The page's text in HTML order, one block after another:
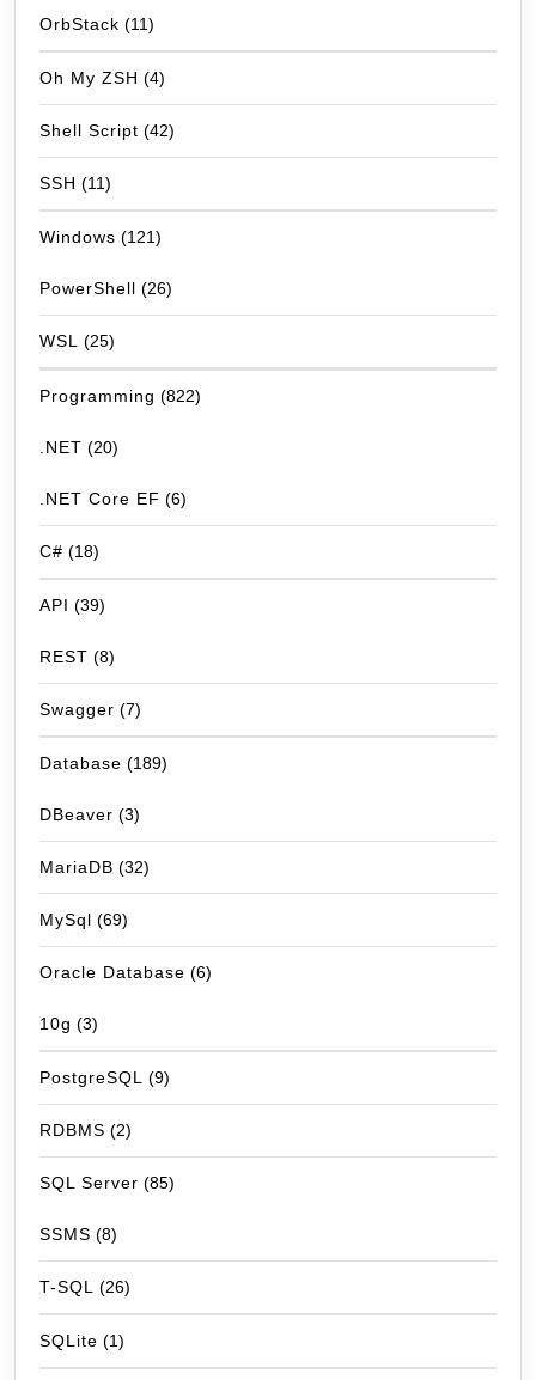
OrbStack (11)
Oh My ZSH (4)
Shell Script (42)
SSH (11)
Windows (121)
PowerShell (26)
WSL (25)
Programming (822)
.NET (20)
.NET Core EF (6)
C# (18)
API (39)
REST (8)
Swagger (7)
Database (189)
DBeaver (3)
MariaDB (32)
MySql (69)
Oracle Database (6)
10g (3)
PostgreSQL (9)
RDBMS (2)
SQL Server (85)
SSMS (8)
T-SQL (26)
SQLite (1)